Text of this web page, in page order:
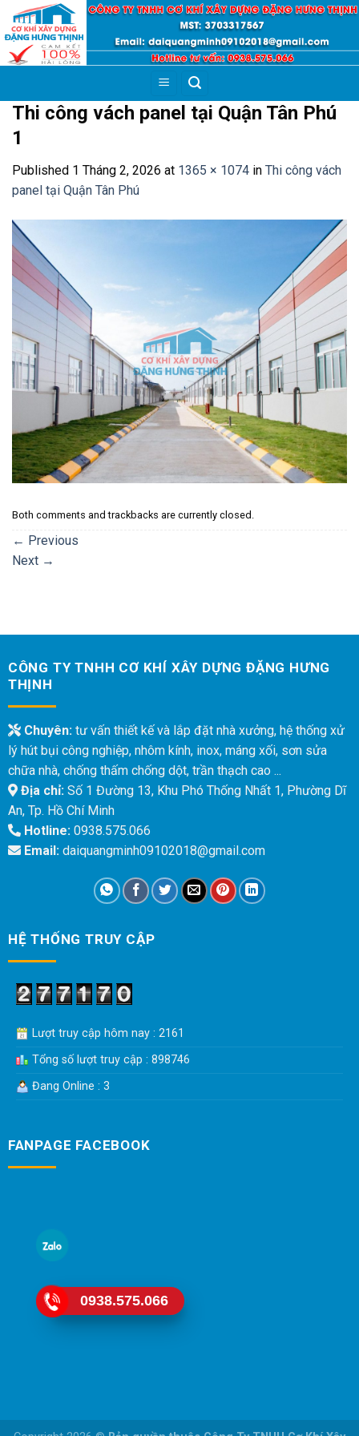
Skip
content
Thi công vách panel tại Quận Tân Phú
1
Published 1 Tháng 2, 2026 at 1365 × 1074 in Thi công vách
panel tại Quận Tân Phú
Both comments and trackbacks are currently closed.
← Previous
Next →
CÔNG TY TNHH CƠ KHÍ XÂY DỰNG ĐẶNG HƯNG
THỊNH
Chuyên:tư vấn thiết kế và lắp đặt nhà xưởng, hệ thống xử
lý hút bụi công nghiệp, nhôm kính, inox, máng xối, sơn sửa
chữa nhà, chống thấm chống dột, trần thạch cao ...
Địa chỉ:Số 1 Đường 13, Khu Phó Thống Nhất 1, Phường Dĩ
An, Tp. Hồ Chí Minh
Hotline:0938.575.066
Email:daiquangminh09102018@gmail.com
HỆ THỐNG TRUY CẬP
Lượt truy cập hôm nay : 2161
Tổng số lượt truy cập : 898746
Đang Online : 3
FANPAGE FACEBOOK
0938.575.066